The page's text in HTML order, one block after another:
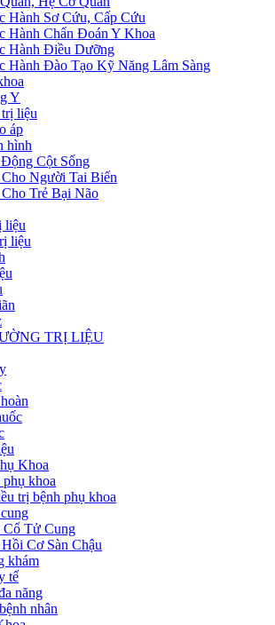
Hành Sơ Cứu, Cấp Cứu
Hành Chẩn Đoán Y Khoa
Hành Điều Dưỡng
Hành Đào Tạo Kỹ Năng Lâm Sàng
Y
liệu
áp
hình
Cột Sống
Người Tai Biến
Trẻ Bại Não
liệu
liệu
TRỊ LIỆU
Khoa
phụ khoa
trị bệnh phụ khoa
Tử Cung
Cơ Sàn Chậu
khám
tế
năng
nhân